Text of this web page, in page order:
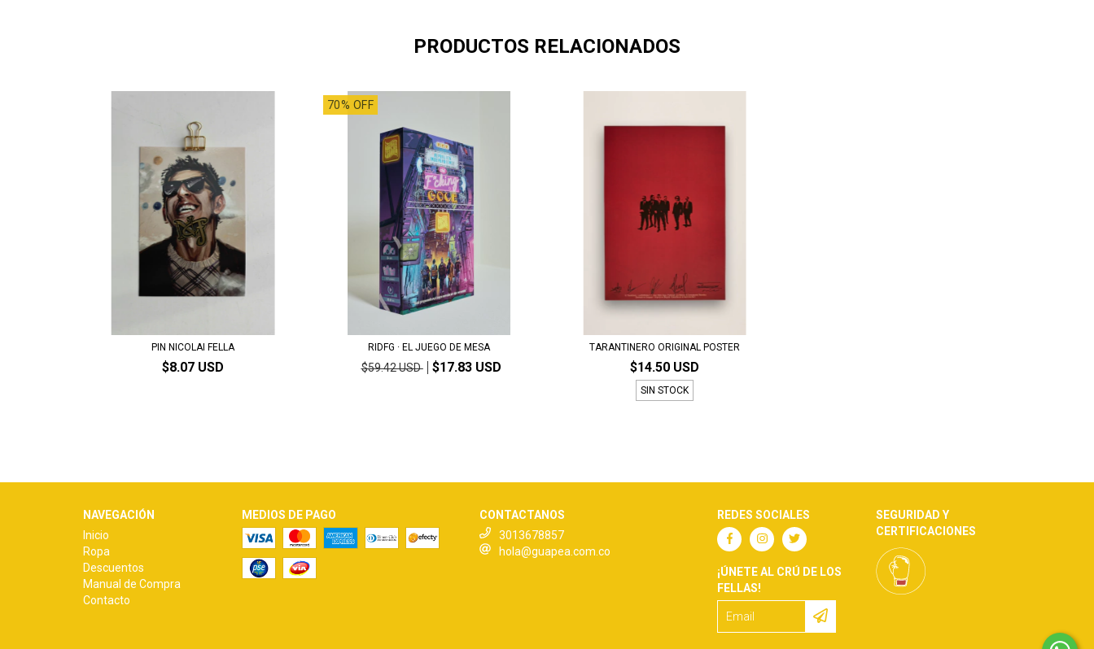
PRODUCTOS RELACIONADOS
PIN NICOLAI FELLA
$8.07 USD
70% OFF
RIDFG · EL JUEGO DE MESA
$59.42 USD $17.83 USD
TARANTINERO ORIGINAL POSTER
$14.50 USD
SIN STOCK
NAVEGACIÓN
Inicio
Ropa
Descuentos
Manual de Compra
Contacto
MEDIOS DE PAGO
CONTACTANOS
3013678857
hola@guapea.com.co
REDES SOCIALES
¡ÚNETE AL CRÚ DE LOS
FELLAS!
SEGURIDAD Y
CERTIFICACIONES